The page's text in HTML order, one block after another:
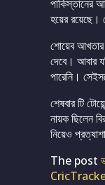
পাকিস্তানের
হয়ের রয়েছে।
শোয়েব আখতার
দেবে। আবার
পারেনি।
শেষবার টি
নায়ক ছিলেন
নিয়েও
The post